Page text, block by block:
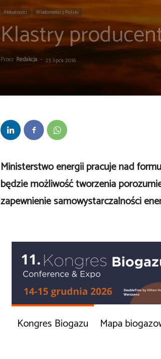
Aktualności Wiadomości z Polski
Klastry
Przez Redakcja - 25 lipca 2016
Ministerstwo energii pracuje nad
będzie możliwość tworzenia
zapewnienie samowystarczalności
Kongres Biogazu Mapa